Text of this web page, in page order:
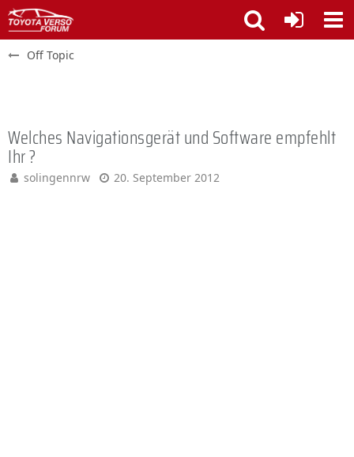
Off Topic
Welches Navigationsgerät und Software empfehlt
Ihr ?
solingennrw 20. September 2012